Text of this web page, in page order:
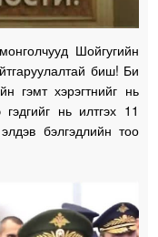
Шойгугийн
биш! Би
гэмт хэрэгтнийг нь
нь илтгэх 11
бэлгэдлийн тоо